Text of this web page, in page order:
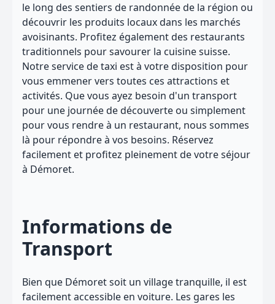
le long des sentiers de randonnée de la région ou
découvrir les produits locaux dans les marchés
avoisinants. Profitez également des restaurants
traditionnels pour savourer la cuisine suisse.
Notre service de taxi est à votre disposition pour
vous emmener vers toutes ces attractions et
activités. Que vous ayez besoin d'un transport
pour une journée de découverte ou simplement
pour vous rendre à un restaurant, nous sommes
là pour répondre à vos besoins. Réservez
facilement et profitez pleinement de votre séjour
à Démoret.
Informations de
Transport
Bien que Démoret soit un village tranquille, il est
facilement accessible en voiture. Les gares les